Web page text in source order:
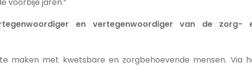
en vertegenwoordiger van de zorg-
maken met kwetsbare en zorgbehoevende mensen. Via